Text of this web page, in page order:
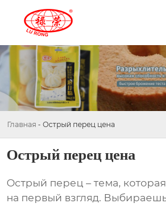
Главная - Острый перец цена
Острый перец цена
Острый перец – тема,
на первый взгляд.